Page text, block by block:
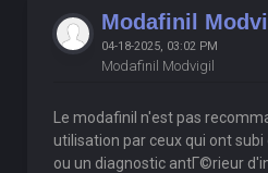
Modafinil
04-18-2025, 03:02 PM
Modafinil Modvigil
Le modafinil n'est pas
utilisation par ceux qui ont
ou un diagnostic antГ©rieur